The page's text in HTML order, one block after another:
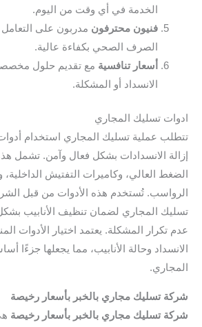
الخدمة في أي وقت من اليوم.
فنيون محترفون مدربون على
الصرف الصحي بكفاءة عالية.
أسعار تنافسية مع تقديم حلول
الانسداد أو المشكلة.
ادوات تسليك المجاري
تتطلب عملية تسليك المجاري استخدام
إزالة الانسدادات بشكل فعال وآمن. تشمل
الضغط العالي، وكاميرات التفتيش
الرواسب. تُستخدم هذه الأدوات من قبل
تسليك المجاري لضمان تنظيف الأنابيب
عدم تكرار المشكلة. يعتمد اختيار الأدوات
الانسداد وحالة الأنابيب، مما يجعلها جزءًا
المجاري.
شركة تسليك مجاري بالخبر بأسعار رخيصة
شركة تسليك مجاري بالخبر بأسعار رخيصة